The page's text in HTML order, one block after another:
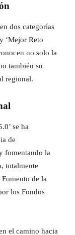
dos categorías
‘Mejor Reto
no solo la
también su
regional.
se ha
de
fomentando la
totalmente
de la
los Fondos
el camino hacia